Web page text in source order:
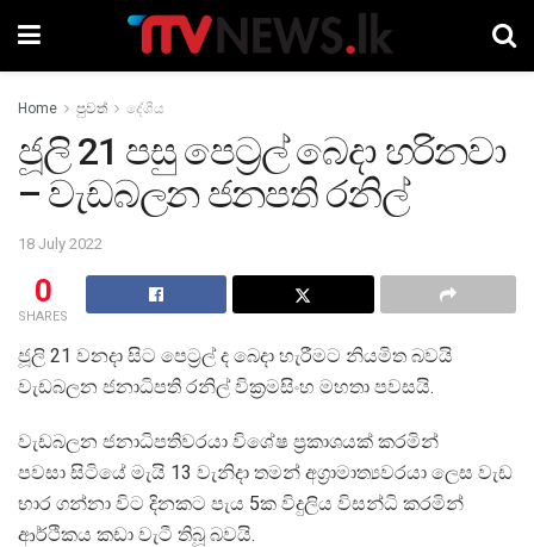
Home පුවත් දේශීය
ජූලි 21 පසු පෙට්‍රල් බෙදා හරිනවා
– වැඩබලන ජනපති රනිල්
18 July 2022
0
SHARES
ජූලි 21 වනදා සිට පෙට්‍රල් ද බෙදා හැරීමට නියමිත බවයි
වැඩබලන ජනාධිපති රනිල් වික්‍රමසිංහ මහතා පවසයි.
වැඩබලන ජනාධිපතිවරයා විශේෂ ප්‍රකාශයක් කරමින්
පවසා සිටියේ මැයි 13 වැනිදා තමන් අග්‍රාමාත්‍යවරයා ලෙස වැඩ
භාර ගන්නා විට දිනකට පැය 5ක විදුලිය විසන්ධි කරමින්
ආර්ථිකය කඩා වැටී තිබූ බවයි.